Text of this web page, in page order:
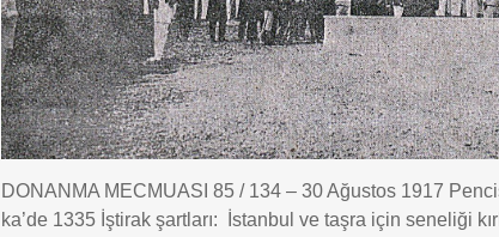
DONANMA MECMUASI 85 / 134 – 30 Ağustos 1917
ka’de 1335 İştirak şartları: İstanbul ve taşra için seneliği